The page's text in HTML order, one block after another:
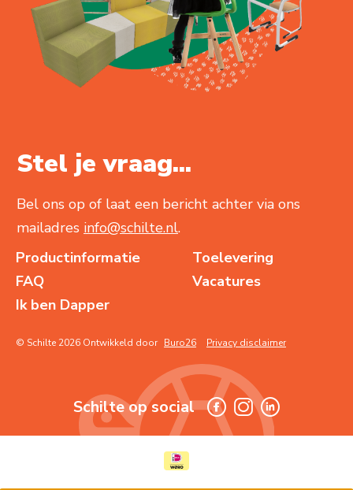
Stel je vraag...
Bel ons op of laat een bericht achter via ons
mailadres info@schilte.nl.
Productinformatie
Toelevering
FAQ
Vacatures
Ik ben Dapper
© Schilte 2026 Ontwikkeld door Buro26 Privacy disclaimer
Schilte op social